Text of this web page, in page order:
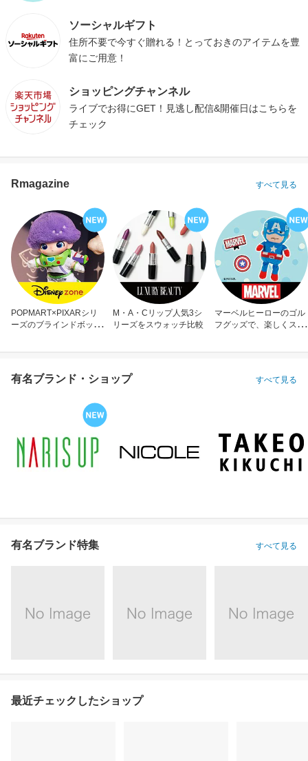
ソーシャルギフト
住所不要で今すぐ贈れる！とっておきのアイテムを豊
富にご用意！
ショッピングチャンネル
ライブでお得にGET！見逃し配信&開催日はこちらを
チェック
Rmagazine すべて見る
POPMART×PIXARシリ
ーズのブラインドボック
M・A・Cリップ人気3シ
リーズをスウォッチ比較
マーベルヒーローのゴル
フグッズで、楽しくスコ
有名ブランド・ショップ すべて見る
有名ブランド特集 すべて見る
最近チェックしたショップ